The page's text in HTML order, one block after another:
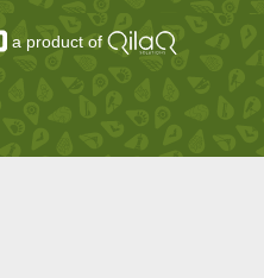
a product of